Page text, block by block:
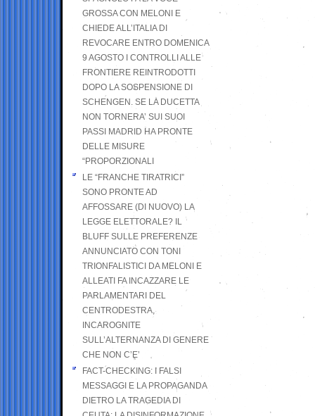
GROSSA CON MELONI E
CHIEDE ALL’ITALIA DI
REVOCARE ENTRO DOMENICA
9 AGOSTO I CONTROLLI ALLE
FRONTIERE REINTRODOTTI
DOPO LA SOSPENSIONE DI
SCHENGEN. SE LA DUCETTA
NON TORNERA’ SUI SUOI
PASSI MADRID HA PRONTE
DELLE MISURE
“PROPORZIONALI
LE “FRANCHE TIRATRICI”
SONO PRONTE AD
AFFOSSARE (DI NUOVO) LA
LEGGE ELETTORALE? IL
BLUFF SULLE PREFERENZE
ANNUNCIATO CON TONI
TRIONFALISTICI DA MELONI E
ALLEATI FA INCAZZARE LE
PARLAMENTARI DEL
CENTRODESTRA,
INCAROGNITE
SULL’ALTERNANZA DI GENERE
CHE NON C’E’
FACT-CHECKING: I FALSI
MESSAGGI E LA PROPAGANDA
DIETRO LA TRAGEDIA DI